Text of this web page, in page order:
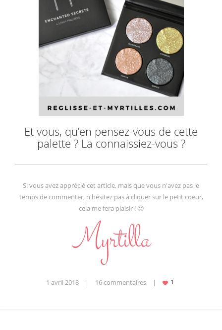
Et vous, qu’en pensez-vous de cette
palette ? La connaissiez-vous ?
Si vous avez apprécié cet article, mais que vous n'avez pas le
temps de commenter, n'hésitez pas à cliquer sur le petit coeur,
cela me fera plaisir ! 🙂
1 avril 2018 | 16 commentaires |